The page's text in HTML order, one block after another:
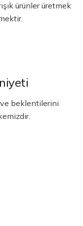
ürünler üretmek
beklentilerini